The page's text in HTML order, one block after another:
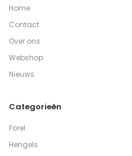
Home
Contact
Over ons
Webshop
Nieuws
Categorieën
Forel
Hengels